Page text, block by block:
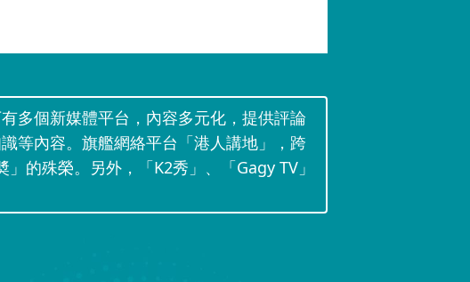
多個新媒體平台，內容多元化，提供評論
等內容。旗艦網絡平台「港人講地」，跨
的殊榮。另外，「K2秀」、「Gagy TV」